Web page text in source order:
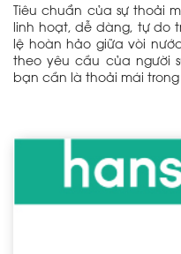
Tiêu chuẩn của sự thoải
linh hoạt, dễ dàng, tự do
lệ hoàn hảo giữa vòi
theo yêu cầu của người
bạn cần là thoải mái